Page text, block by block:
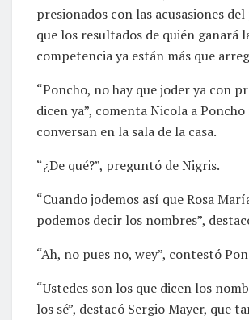
presionados con las acusasiones
que los resultados de quién ganará
competencia ya están más que
“Poncho, no hay que joder ya con
dicen ya”, comenta Nicola a
conversan en la sala de la casa.
“¿De qué?”, preguntó de Nigris.
“Cuando jodemos así que Rosa
podemos decir los nombres”,
“Ah, no pues no, wey”, contestó
“Ustedes son los que dicen los
los sé”, destacó Sergio Mayer, que